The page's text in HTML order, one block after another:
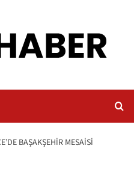
BAŞAKŞEHIR MESAISI